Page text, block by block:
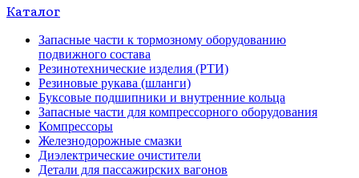
Каталог
Запасные части к тормозному оборудованию
подвижного состава
Резинотехнические изделия (РТИ)
Резиновые рукава (шланги)
Буксовые подшипники и внутренние кольца
Запасные части для компрессорного оборудования
Компрессоры
Железнодорожные смазки
Диэлектрические очистители
Детали для пассажирских вагонов